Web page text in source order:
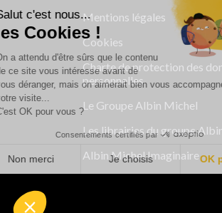
Salut c'est nous...
les Cookies !
On a attendu d'être sûrs que le contenu
de ce site vous intéresse avant de
vous déranger, mais on aimerait bien vous
votre visite...
C'est OK pour vous ?
Consentements certifiés par
Non merci Je choisis
Notre plateforme vous permet d'adapter
Mentions légales
Cookies
Charte de protection des
personnelles
Le Groupe Albin Michel
Les librairies du groupe
Albin Michel Imaginaire